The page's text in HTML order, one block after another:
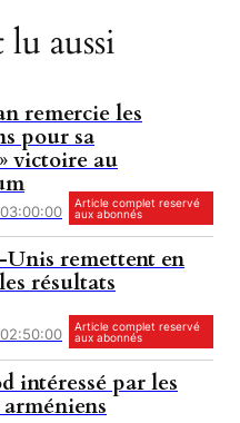
aussi
remercie les
pour sa
victoire au
Article complet reservé
aux abonnés
Unis remettent en
résultats
Article complet reservé
aux abonnés
intéressé par les